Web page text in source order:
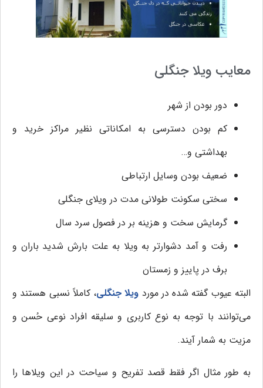
معایب ویلا جنگلی
دور بودن از شهر
کم بودن دسترسی به امکاناتی نظیر مراکز خرید و
بهداشتی و…
ضعیف بودن وسایل ارتباطی
سختی سکونت طولانی مدت در ویلای جنگلی
گرمایش سخت و هزینه بر در فصول سرد سال
رفت و آمد دشوارتر به ویلا به علت بارش شدید باران و
برف در پاییز و زمستان
البته عیوب گفته شده در مورد ویلا جنگلی، کاملاً نسبی هستند و
می‌توانند با توجه به نوع کاربری و سلیقه افراد نوعی حُسن و
مزیت به شمار آیند.
به طور مثال اگر فقط قصد تفریح و سیاحت در این ویلاها را